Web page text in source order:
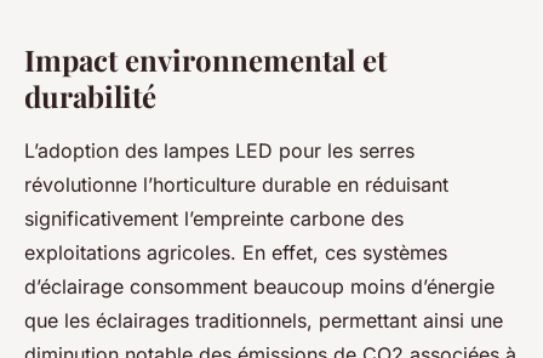
Impact environnemental et
durabilité
L’adoption des lampes LED pour les serres
révolutionne l’horticulture durable en réduisant
significativement l’empreinte carbone des
exploitations agricoles. En effet, ces systèmes
d’éclairage consomment beaucoup moins d’énergie
que les éclairages traditionnels, permettant ainsi une